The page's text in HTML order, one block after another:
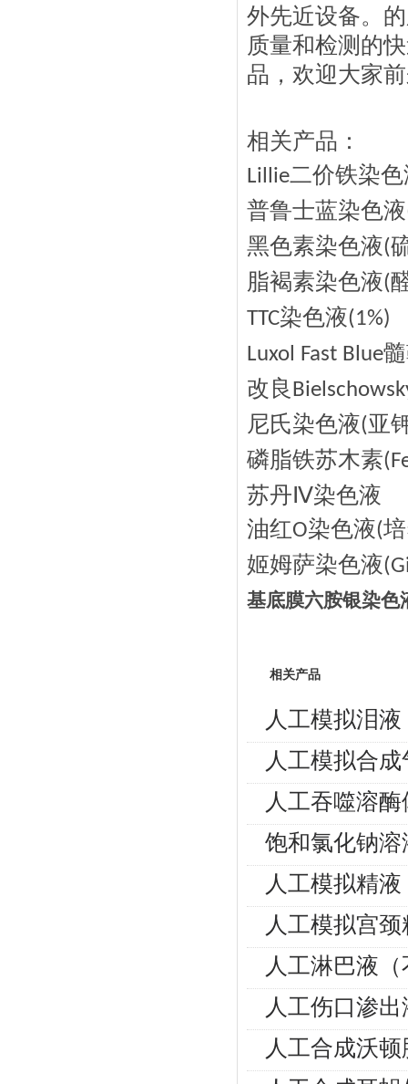
外先近设备。
质量和检测的
品，欢迎大家
相关产品：
Lillie二价铁染
普鲁士蓝染色液
黑色素染色液(
脂褐素染色液(
TTC染色液(1%)
Luxol Fast Blue
改良
尼氏染色液(亚
磷脂铁苏木素
苏丹 Ⅳ染色液
油红O染色液(
姬姆萨染色液
基底膜六胺银染色
相关产品
人工模拟泪液
人工模拟合
人工吞噬溶
饱和氯化钠溶
人工模拟精
人工模拟宫
人工淋巴液
人工伤口渗出
人工合成沃顿